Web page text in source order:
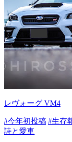
レヴォーグ VM4
#今年初投稿 #生存
詩と愛車